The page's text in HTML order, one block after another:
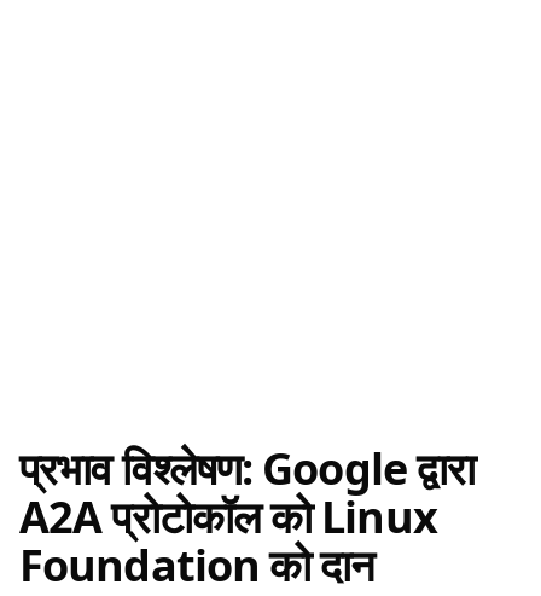
प्रभाव विश्लेषण: Google द्वारा
A2A प्रोटोकॉल को Linux
Foundation को दान